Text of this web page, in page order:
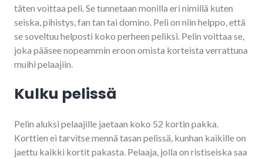
täten voittaa peli. Se tunnetaan monilla eri nimillä kuten
seiska, pihistys, fan tan tai domino. Peli on niin helppo, että
se soveltuu helposti koko perheen peliksi. Pelin voittaa se,
joka pääsee nopeammin eroon omista korteista verrattuna
muihi pelaajiin.
Kulku pelissä
Pelin aluksi pelaajille jaetaan koko 52 kortin pakka.
Korttien ei tarvitse mennä tasan pelissä, kunhan kaikille on
jaettu kaikki kortit pakasta. Pelaaja, jolla on ristiseiska saa